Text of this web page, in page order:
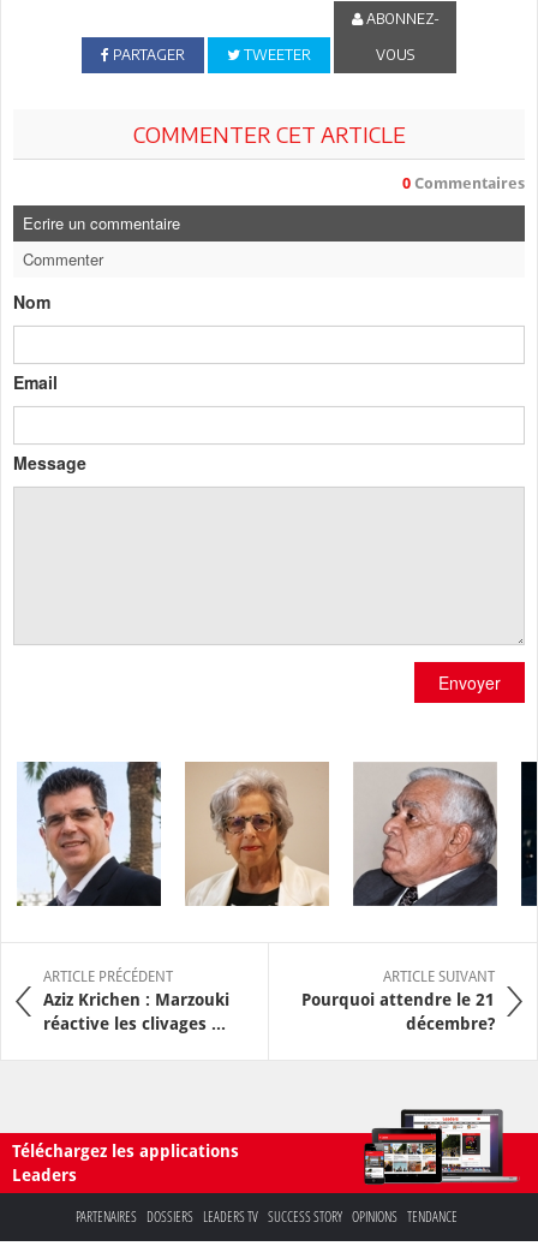
PARTAGER TWEETER
ABONNEZ-
VOUS
COMMENTER CET ARTICLE
0 Commentaires
Ecrire un commentaire
Commenter
Nom
Email
Message
Envoyer
ARTICLE PRÉCÉDENT
Aziz Krichen : Marzouki
réactive les clivages ...
ARTICLE SUIVANT
Pourquoi attendre le 21
décembre?
Téléchargez les applications
Leaders
PARTENAIRES DOSSIERS LEADERS TV SUCCESS STORY OPINIONS TENDANCE